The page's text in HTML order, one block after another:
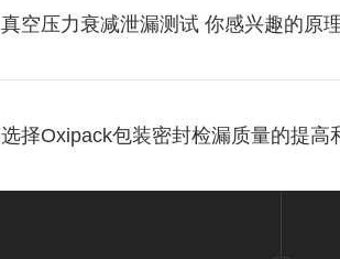
真空压力衰减泄漏测试 你感兴趣的原
选择Oxipack包装密封检漏质量的提高